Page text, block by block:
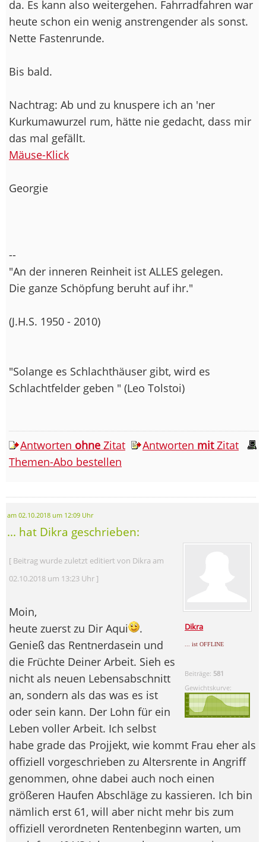
da. Es kann also weitergehen. Fahrradfahren war
heute schon ein wenig anstrengender als sonst.
Nette Fastenrunde.
Bis bald.
Nachtrag: Ab und zu knuspere ich an 'ner
Kurkumawurzel rum, hätte nie gedacht, dass mir
das mal gefällt.
Mäuse-Klick
Georgie
--
"An der inneren Reinheit ist ALLES gelegen.
Die ganze Schöpfung beruht auf ihr."
(J.H.S. 1950 - 2010)
"Solange es Schlachthäuser gibt, wird es
Schlachtfelder geben " (Leo Tolstoi)
Antworten ohne Zitat Antworten mitZitat
Themen-Abo bestellen
am 02.10.2018 um 12:09 Uhr
... hat Dikra geschrieben:
Dikra
... ist OFFLINE
Beiträge: 581
Gewichtskurve:
[ Beitrag wurde zuletzt editiert von Dikra am
02.10.2018 um 13:23 Uhr ]
Moin,
heute zuerst zu Dir Aqui
.
Genieß das Rentnerdasein und
die Früchte Deiner Arbeit. Sieh es
nicht als neuen Lebensabschnitt
an, sondern als das was es ist
oder sein kann. Der Lohn für ein
Leben voller Arbeit. Ich selbst
habe grade das Projjekt, wie kommt Frau eher als
offiziell vorgeschrieben zu Altersrente in Angriff
genommen, ohne dabei auch noch einen
größeren Haufen Abschläge zu kassieren. Ich bin
nämlich erst 61, will aber nicht mehr bis zum
offiziell verordneten Rentenbeginn warten, um